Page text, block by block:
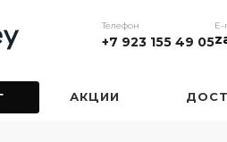
Телефон
+7 923 155 49 05
АКЦИИ